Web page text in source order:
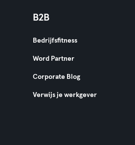
B2B
Bedrijfsfitness
Word Partner
Corporate Blog
Verwijs je werkgever